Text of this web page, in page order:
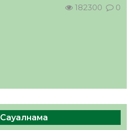
182300 0
Сауалнама